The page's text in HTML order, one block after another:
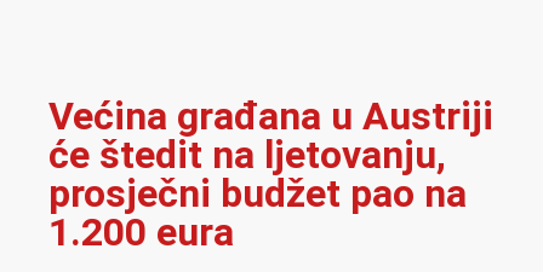
Većina građana u Austriji
će štedit na ljetovanju,
prosječni budžet pao na
1.200 eura